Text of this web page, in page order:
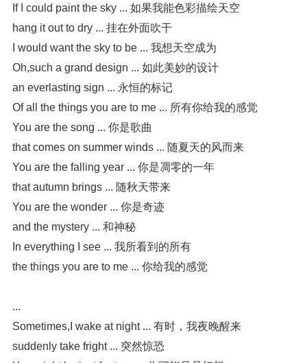
If I could paint the sky ... 如果我能色彩描绘天空
hang it out to dry ... 挂在外面吹干
I would want the sky to be ... 我想天空成为
Oh,such a grand design ... 如此美妙的设计
an everlasting sign ... 永恒的标记
Of all the things you are to me ... 所有你给我的感觉
You are the song ... 你是歌曲
that comes on summer winds ... 随夏天的风而来
You are the falling year ... 你是凋零的一年
that autumn brings ... 随秋天带来
You are the wonder ... 你是奇迹
and the mystery ... 和神秘
In everything I see ... 我所看到的所有
the things you are to me ... 你给我的感觉
...
Sometimes,I wake at night ... 有时，我夜晚醒来
suddenly take fright ... 突然惊恐